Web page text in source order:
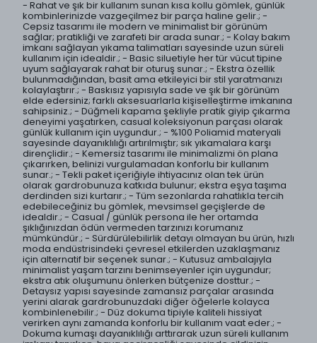
- Rahat ve şık bir kullanım sunan kısa kollu gömlek, günlük
kombinlerinizde vazgeçilmez bir parça haline gelir.; -
Cepsiz tasarımı ile modern ve minimalist bir görünüm
sağlar; pratikliği ve zarafeti bir arada sunar.; - Kolay bakım
imkanı sağlayan yıkama talimatları sayesinde uzun süreli
kullanım için idealdir.; - Basic siluetiyle her tür vücut tipine
uyum sağlayarak rahat bir oturuş sunar.; - Ekstra özellik
bulunmadığından, basit ama etkileyici bir stil yaratmanızı
kolaylaştırır.; - Baskısız yapısıyla sade ve şık bir görünüm
elde edersiniz; farklı aksesuarlarla kişiselleştirme imkanına
sahipsiniz.; - Düğmeli kapama şekliyle pratik giyip çıkarma
deneyimi yaşatırken, casual koleksiyonun parçası olarak
günlük kullanım için uygundur.; - %100 Poliamid materyali
sayesinde dayanıklılığı artırılmıştır; sık yıkamalara karşı
dirençlidir.; - Kemersiz tasarımı ile minimalizmi ön plana
çıkarırken, belinizi vurgulamadan konforlu bir kullanım
sunar.; - Tekli paket içeriğiyle ihtiyacınız olan tek ürün
olarak gardrobunuza katkıda bulunur; ekstra eşya taşıma
derdinden sizi kurtarır.; - Tüm sezonlarda rahatlıkla tercih
edebileceğiniz bu gömlek, mevsimsel geçişlerde de
idealdir.; - Casual / günlük persona ile her ortamda
şıklığınızdan ödün vermeden tarzınızı korumanız
mümkündür.; - Sürdürülebilirlik detayı olmayan bu ürün, hızlı
moda endüstrisindeki çevresel etkilerden uzaklaşmanız
için alternatif bir seçenek sunar.; - Kutusuz ambalajıyla
minimalist yaşam tarzını benimseyenler için uygundur;
ekstra atık oluşumunu önlerken bütçenize dosttur.; -
Detaysız yapısı sayesinde zamansız parçalar arasında
yerini alarak gardrobunuzdaki diğer öğelerle kolayca
kombinlenebilir.; - Düz dokuma tipiyle kaliteli hissiyat
verirken aynı zamanda konforlu bir kullanım vaat eder.; -
Dokuma kumaşı dayanıklılığı arttırarak uzun süreli kullanım